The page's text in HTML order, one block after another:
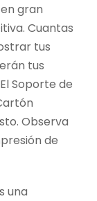
gran
Cuantas
tus
tus
Soporte de
Observa
de
una